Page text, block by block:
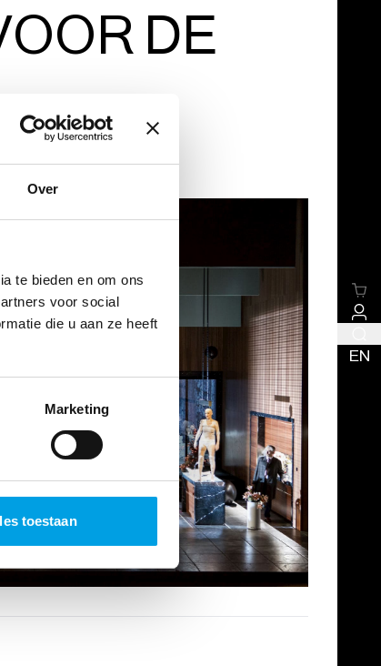
Over
te bieden en om ons
voor social
die u aan ze heeft
Marketing
toestaan
DE
EN